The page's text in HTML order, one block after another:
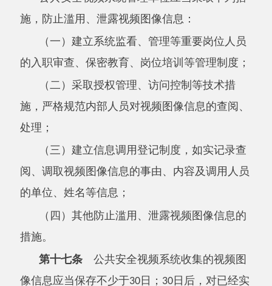
据的完整性、保密性和可用性。
其工作人员，应当对接触到的视频图像信息和相
关档案资料予以保密，不得用于与受托工作无关
的活动，不得擅自留存、加工、泄露或者向他人
提供。
第二十条国家机关为履行执法办案、处置
突发事件等法定职责，查阅、调取公共安全视频
定，不得超出履行法定职责所必需的范围和限
度。
第二十一条 为了保护自然人的生命健康、
财产安全，经公共安全视频系统管理单位同意，